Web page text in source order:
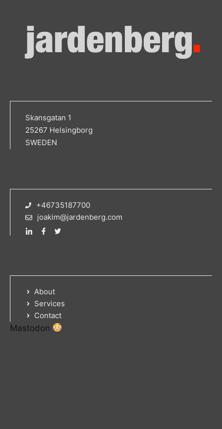
Skansgatan 1
25267 Helsingborg
SWEDEN
+46735187700
joakim@jardenberg.com
About
Services
Contact
Mastodon